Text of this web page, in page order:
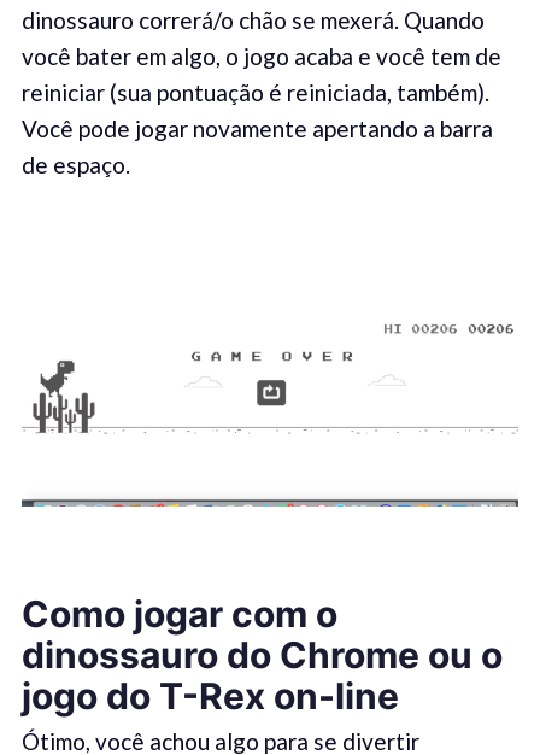
dinossauro correrá/o chão se mexerá. Quando
você bater em algo, o jogo acaba e você tem de
reiniciar (sua pontuação é reiniciada, também).
Você pode jogar novamente apertando a barra
de espaço.
Como jogar com o
dinossauro do Chrome ou o
jogo do T-Rex on-line
Ótimo, você achou algo para se divertir